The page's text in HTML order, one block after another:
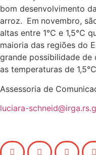
bom desenvolvimento
arroz. Em novembro,
altas entre 1°C e 1,5°C
maioria das regiões do
grande possibilidade de
as temperaturas de
Assessoria de
luciara-